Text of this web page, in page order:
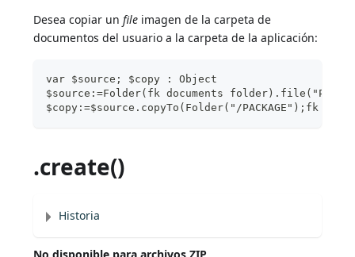
Desea copiar unfile imagen de la carpeta de
documentos del usuario a la carpeta de la aplicación:
var $source; $copy : Object
$source:=Folder(fk documents
$copy:=$source.copyTo(Folder("/PACKAGE");fk
.create()
Historia